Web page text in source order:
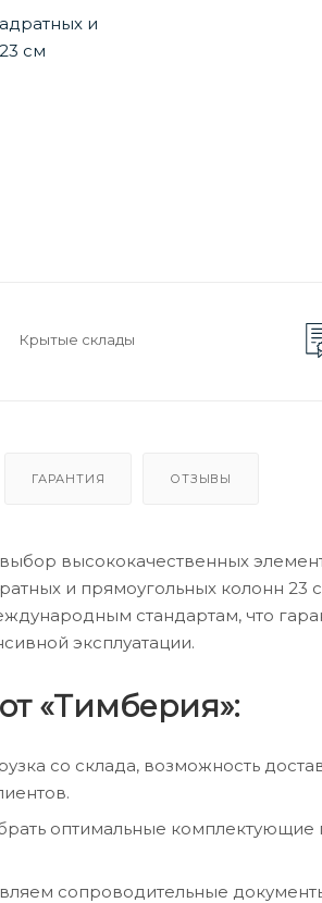
Крытые склады
ГАРАНТИЯ ОТЗЫВЫ
высококачественных
и прямоугольных колонн
стандартам, что
эксплуатации.
«Тимберия»:
со склада, возможность
оптимальные комплектующие
сопроводительные